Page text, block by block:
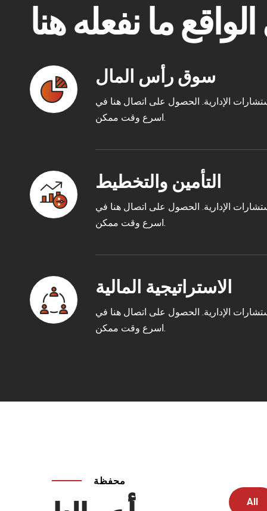
سوق رأس المال
الإدارية. الحصول على اتصال هنا في
اسرع وقت ممكن.
التأمين والتخطيط
الإدارية. الحصول على اتصال هنا في
اسرع وقت ممكن.
الاستراتيجية المالية
الإدارية. الحصول على اتصال هنا في
اسرع وقت ممكن.
محفظة
All